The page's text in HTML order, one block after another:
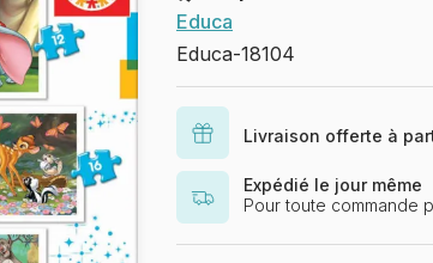
Educa
Educa-18104
Livraison offerte à
Expédié le jour même
Pour toute commande